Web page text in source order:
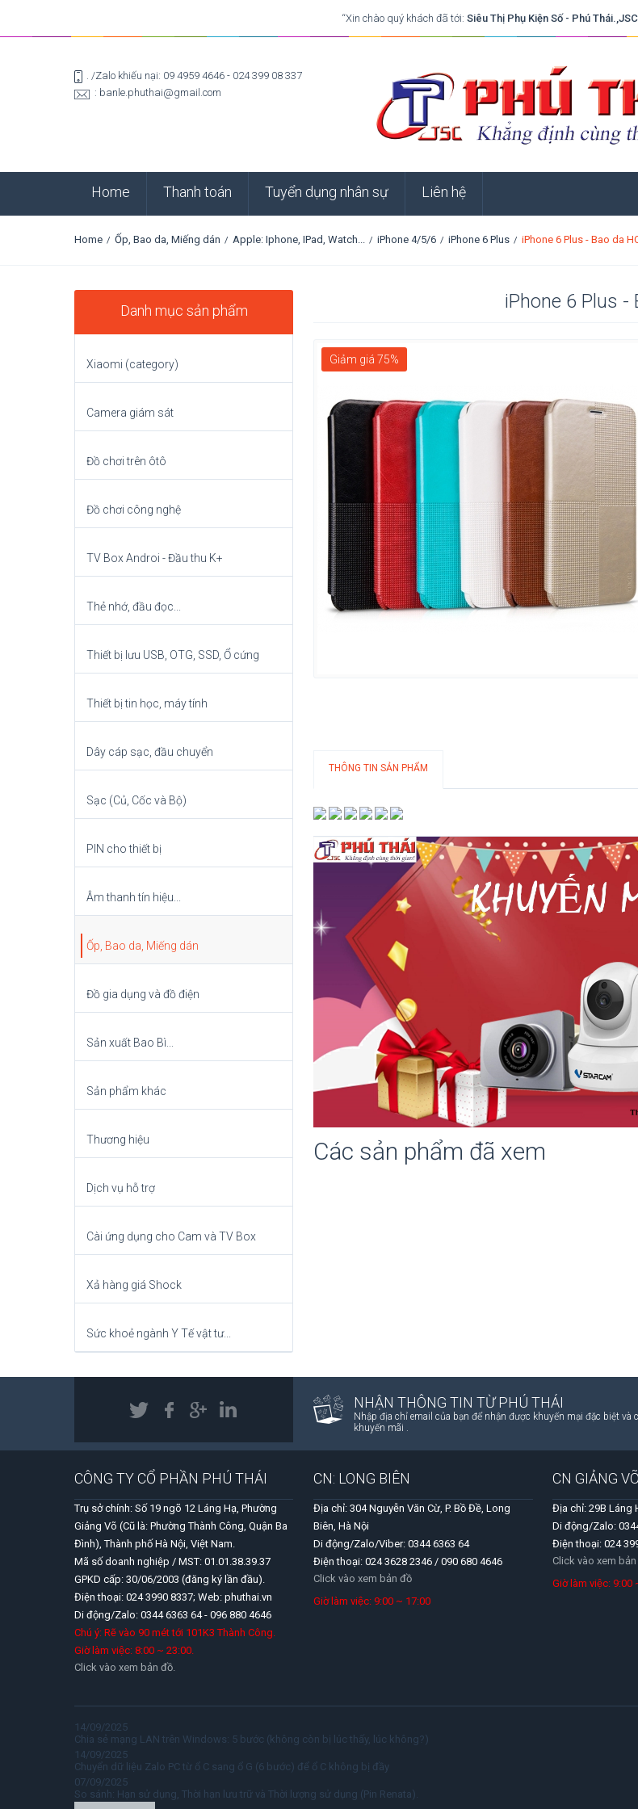
“Xin chào quý khách đã tới:Siêu Thị Phụ Kiện Số - Phú
. /Zalo khiếu nại: 09 4959 4646 - 024 399 08 337
: banle.phuthai@gmail.com
Home Thanh toán Tuyển dụng nhân sự Liên hệ
Home / Ốp, Bao da, Miếng dán / Apple: Iphone, IPad, Watch... / iPhone 4/5/6 / iPhone 6 Plus / iPhone 6 Plus - Bao da
Danh mục sản phẩm
Xiaomi (category)
Camera giám sát
Đồ chơi trên ôtô
Đồ chơi công nghệ
TV Box Androi - Đầu thu K+
Thẻ nhớ, đầu đọc...
Thiết bị lưu USB, OTG, SSD, Ổ cứng
Thiết bị tin học, máy tính
Dây cáp sạc, đầu chuyển
Sạc (Củ, Cốc và Bộ)
PIN cho thiết bị
Âm thanh tín hiệu...
Ốp, Bao da, Miếng dán
Đồ gia dụng và đồ điện
Sản xuất Bao Bì...
Sản phẩm khác
Thương hiệu
Dịch vụ hỗ trợ
Cài ứng dụng cho Cam và TV Box
Xả hàng giá Shock
Sức khoẻ ngành Y Tế vật tư...
iPhone 6 Plus -
Giảm giá 75%
THÔNG TIN SẢN PHẨM
Các sản phẩm đã xem
NHẬN THÔNG TIN TỪ PHÚ THÁI
Nhập địa chỉ email của bạn để nhận được khuyến mại đặc biệt và
khuyến mãi .
CÔNG TY CỔ PHẦN PHÚ THÁI
Trụ sở chính: Số 19 ngõ 12 Láng Hạ, Phường
Giảng Võ (Cũ là: Phường Thành Công, Quận Ba
Đình), Thành phố Hà Nội, Việt Nam.
Mã số doanh nghiệp / MST: 01.01.38.39.37
GPKD cấp: 30/06/2003 (đăng ký lần đầu).
Điện thoại: 024 3990 8337; Web: phuthai.vn
Di động/Zalo: 0344 6363 64 - 096 880 4646
Chú ý: Rẽ vào 90 mét tới 101K3 Thành Công.
Giờ làm việc: 8:00 ~ 23:00.
Click vào xem bản đồ.
CN: LONG BIÊN
Địa chỉ: 304 Nguyễn Văn Cừ, P. Bồ Đề, Long
Biên, Hà Nội
Di động/Zalo/Viber: 0344 6363 64
Điện thoại: 024 3628 2346 / 090 680 4646
Click vào xem bản đồ
Giờ làm việc: 9:00 ~ 17:00
CN GIẢNG
Địa chỉ: 29B Láng
Di động/Zalo:
Điện thoại: 024
Click vào xem
Giờ làm việc: 9:00
14/09/2025
Chia sẻ mạng LAN trên Windows: 5 bước (không còn bị lúc thấy, lúc không?)
14/09/2025
Chuyển dữ liệu Zalo PC từ ổ C sang ổ G (6 bước) để ổ C không bị đầy
07/09/2025
So sánh: Hạn sử dụng, Thời hạn lưu trữ và Thời lượng sử dụng (Pin Renata).